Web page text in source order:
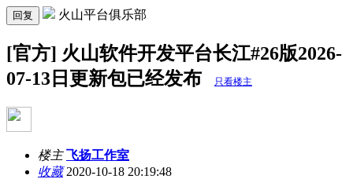
回复 火山平台俱乐部
[官方] 火山软件开发平台长江#26版2026-
07-13日更新包已经发布
只看楼主
楼主 飞扬工作室
收藏2020-10-18 20:19:48